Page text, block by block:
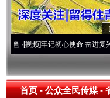
频]牢记初心使命 奋进复兴征程
首页- 公众全民传媒 -